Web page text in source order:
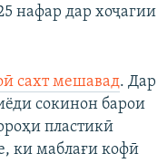
нафар дар хоҷагии
сахт мешавад. Дар
сокинон барои
пластикӣ
ки маблағи кофӣ